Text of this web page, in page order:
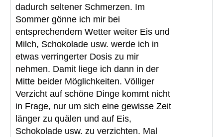
dadurch seltener Schmerzen. Im
Sommer gönne ich mir bei
entsprechendem Wetter weiter Eis und
Milch, Schokolade usw. werde ich in
etwas verringerter Dosis zu mir
nehmen. Damit liege ich dann in der
Mitte beider Möglichkeiten. Völliger
Verzicht auf schöne Dinge kommt nicht
in Frage, nur um sich eine gewisse Zeit
länger zu quälen und auf Eis,
Schokolade usw. zu verzichten. Mal